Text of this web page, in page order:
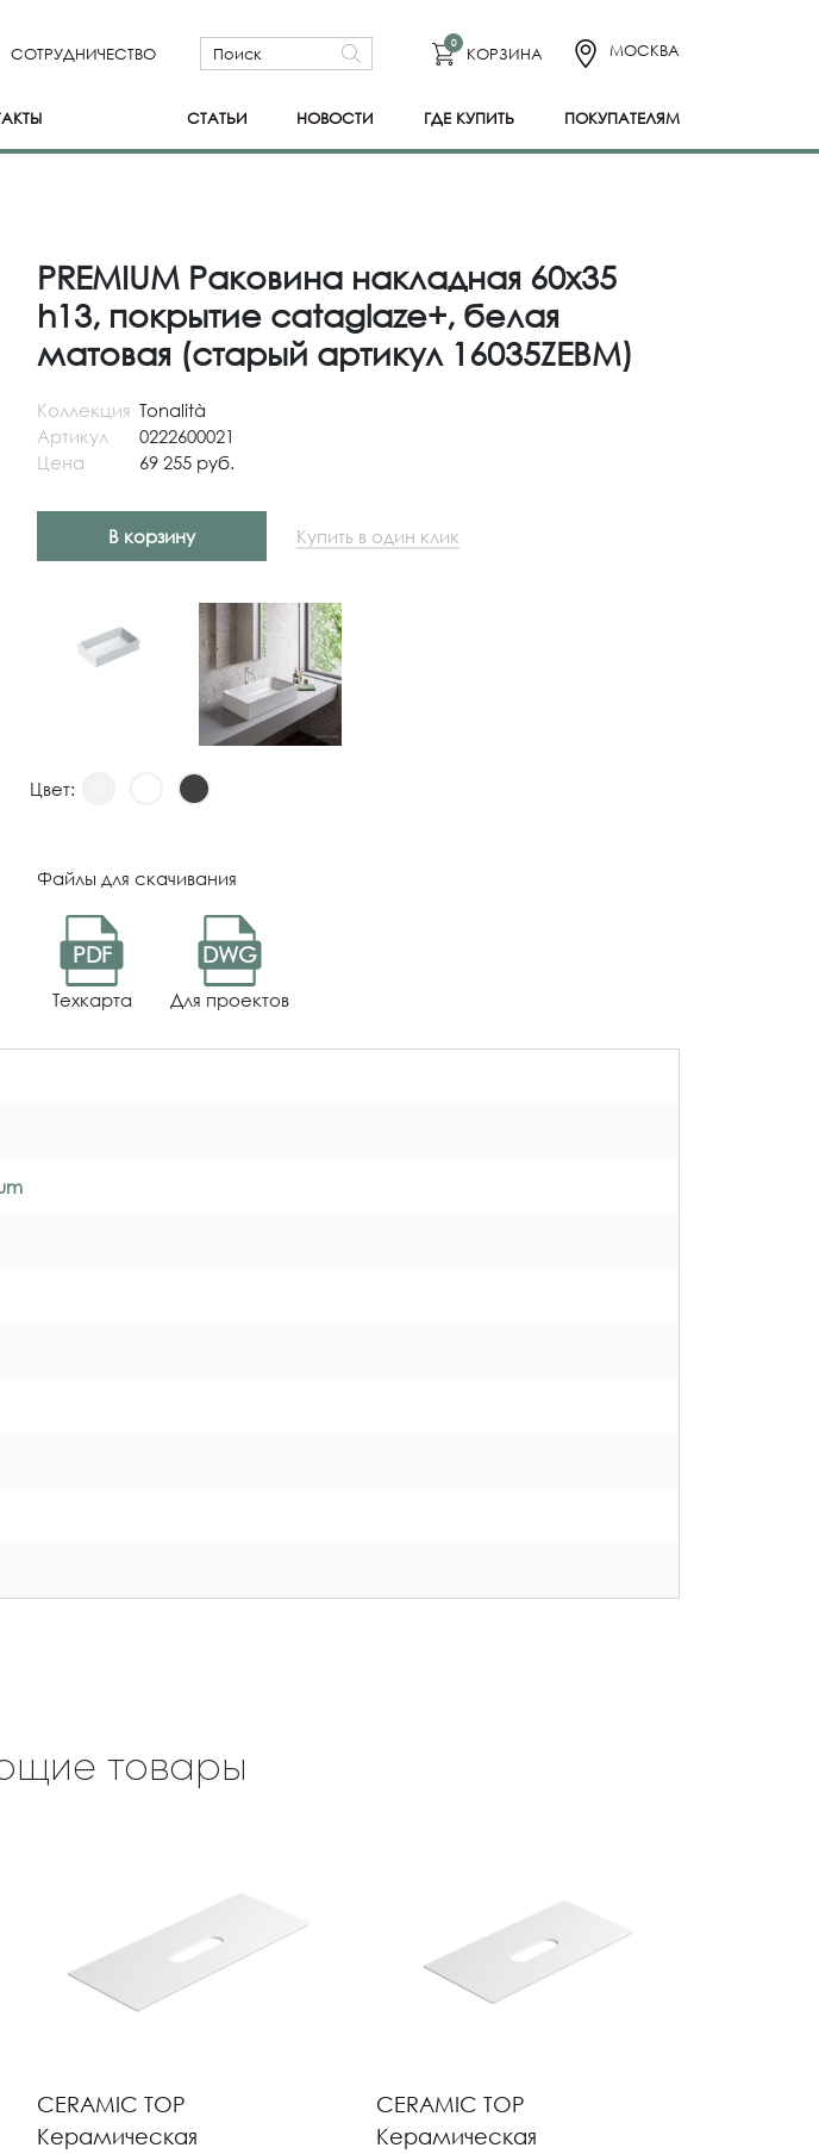
СОТРУДНИЧЕСТВО
0
КОРЗИНА МОСКВА
СТАТЬИ НОВОСТИ ГДЕ КУПИТЬ ПОКУПАТЕЛЯМ
PREMIUM Раковина накладная 60x35
h13, покрытие cataglaze+, белая
матовая (старый артикул 16035ZEBM)
Коллекция Tonalità
Артикул
0222600021
Цена
69 255 руб.
В корзину Купить в один клик
Цвет:
Файлы для скачивания
PDF
Техкарта
DWG
Для проектов
товары
CERAMIC TOP
Керамическая
CERAMIC TOP
Керамическая